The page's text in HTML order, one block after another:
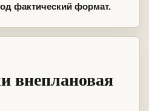
фактический формат.
внеплановая